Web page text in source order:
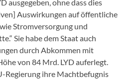
ausgegeben, ohne dass dies
Auswirkungen auf öffentliche
Stromversorgung und
Sie habe dem Staat auch
durch Abkommen mit
von 84 Mrd. LYD auferlegt.
Regierung ihre Machtbefugnis